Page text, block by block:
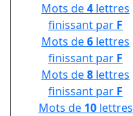
Mots de4 lettres
finissant par F
Mots de6 lettres
finissant par F
Mots de8 lettres
finissant par F
Mots de 10lettres